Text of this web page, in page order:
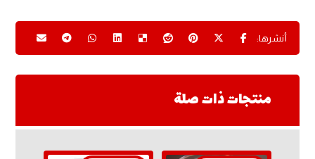
منتجات ذات صلة